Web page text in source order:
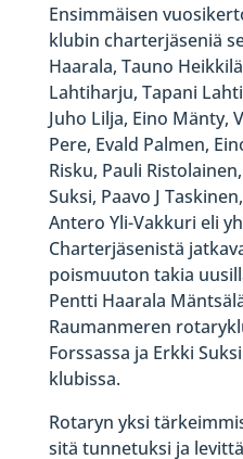
Ensimmäisen
klubin charterjäseniä
Haarala, Tauno
Lahtiharju, Tapani
Juho Lilja, Eino Mänty,
Pere, Evald Palmen,
Risku, Pauli
Suksi, Paavo J
Antero Yli-Vakkuri eli
Charterjäsenistä
poismuuton takia
Pentti Haarala
Raumanmeren
Forssassa ja Erkki
klubissa.
Rotaryn yksi
sitä tunnetuksi ja